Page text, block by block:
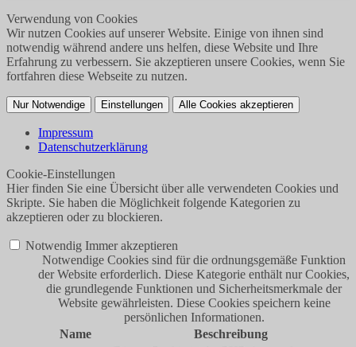
Verwendung von Cookies
Wir nutzen Cookies auf unserer Website. Einige von ihnen sind
notwendig während andere uns helfen, diese Website und Ihre
Erfahrung zu verbessern. Sie akzeptieren unsere Cookies, wenn Sie
fortfahren diese Webseite zu nutzen.
Nur Notwendige Einstellungen Alle Cookies akzeptieren
Impressum
Datenschutzerklärung
Cookie-Einstellungen
Hier finden Sie eine Übersicht über alle verwendeten Cookies und
Skripte. Sie haben die Möglichkeit folgende Kategorien zu
akzeptieren oder zu blockieren.
Notwendig Immer akzeptieren
Notwendige Cookies sind für die ordnungsgemäße Funktion
der Website erforderlich. Diese Kategorie enthält nur Cookies,
die grundlegende Funktionen und Sicherheitsmerkmale der
Website gewährleisten. Diese Cookies speichern keine
persönlichen Informationen.
Name
Beschreibung